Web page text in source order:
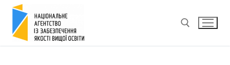
Перейти
вмісту